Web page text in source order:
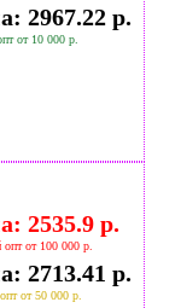
2967.22 р.
от 10 000 р.
2535.9 р.
от 100 000 р.
2713.41 р.
от 50 000 р.